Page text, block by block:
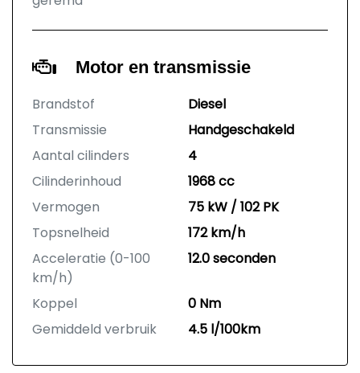
Motor en transmissie
Brandstof
Diesel
Transmissie
Handgeschakeld
Aantal cilinders
4
Cilinderinhoud
1968 cc
Vermogen
75 kW / 102 PK
Topsnelheid
172 km/h
Acceleratie (0-100
km/h)
12.0 seconden
Koppel
0 Nm
Gemiddeld verbruik
4.5 l/100km